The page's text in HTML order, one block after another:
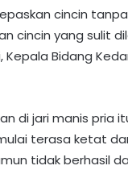
cincin
cincin yang sulit
Kepala Bidang
di jari manis pria
terasa ketat
tidak berhasil